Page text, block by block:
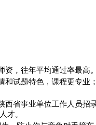
资，往年平均通过率最高
和试题特色，课程更专业
西省事业单位工作人员招
才。